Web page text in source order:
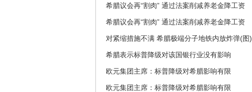
希腊议会再“割肉” 通过法案削减养老金降工资
希腊议会再“割肉” 通过法案削减养老金降工资
对紧缩措施不满 希腊极端分子地铁内放炸弹(图)
希腊表示标普降级对该国银行业没有影响
欧元集团主席：标普降级对希腊影响有限
欧元集团主席：标普降级对希腊影响有限